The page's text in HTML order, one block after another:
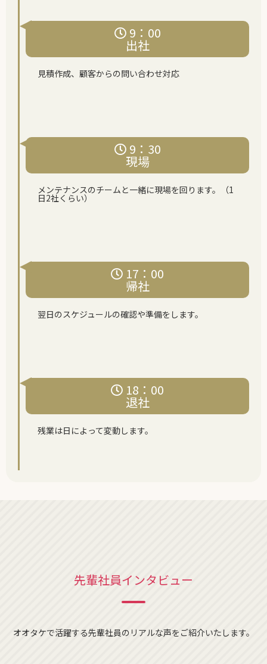
9：00
出社
見積作成、顧客からの問い合わせ対応
9：30
現場
メンテナンスのチームと⼀緒に現場を回ります。（1
日2社くらい）
17：00
帰社
翌日のスケジュールの確認や準備をします。
18：00
退社
残業は日によって変動します。
先輩社員インタビュー
オオタケで活躍する先輩社員のリアルな声をご紹介いたします。